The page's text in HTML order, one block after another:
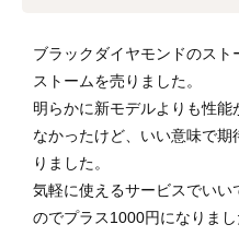
ブラックダイヤモンドのス
ストームを売りました。
明らかに新モデルよりも性
なかったけど、いい意味で
りました。
気軽に使えるサービスでい
のでプラス1000円になりまし